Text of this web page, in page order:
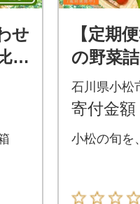
せ
【定期
の野菜
セット
旬の野
石川県小松
寄付金額
小松の旬を